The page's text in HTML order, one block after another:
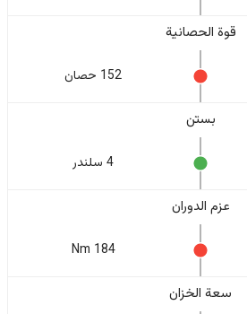
قوة الحصانية
152 حصان
بستن
4 سلندر
عزم الدوران
184 Nm
سعة الخزان